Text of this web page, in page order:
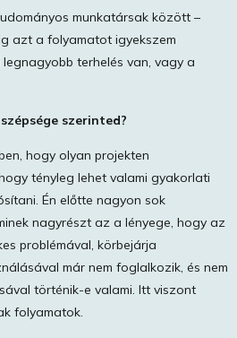
munkatársak között –
azt a folyamatot igyekszem
terhelés van, vagy a
szerinted?
hogy olyan projekten
tényleg lehet valami gyakorlati
Én előtte nagyon sok
nagyrészt az a lényege, hogy az
problémával, körbejárja
már nem foglalkozik, és nem
történik-e valami. Itt viszont
folyamatok.